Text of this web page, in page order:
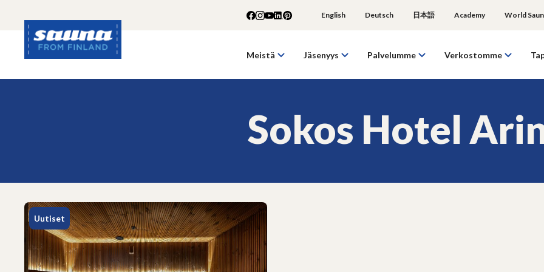
sisältöön
English Deutsch 日本語 Academy World
Sauna
Meistä Jäsenyys Palvelumme Verkostomme
Sokos Hotel
Uutiset